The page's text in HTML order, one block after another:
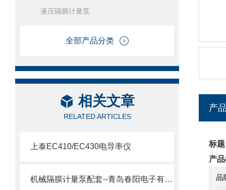
液压隔膜计量泵
全部产品分类
相关文章
RELATED ARTICLES
上泰EC410/EC430电导率仪
机械隔膜计量泵配套--青岛春阳电子有限公司
产
标
产
品